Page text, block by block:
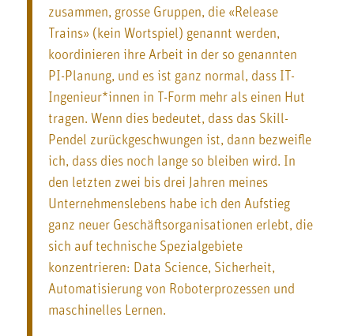
zusammen, grosse Gruppen, die «Release
Trains» (kein Wortspiel) genannt werden,
koordinieren ihre Arbeit in der so genannten
PI-Planung, und es ist ganz normal, dass IT-
Ingenieur*innen in T-Form mehr als einen Hut
tragen. Wenn dies bedeutet, dass das Skill-
Pendel zurückgeschwungen ist, dann bezweifle
ich, dass dies noch lange so bleiben wird. In
den letzten zwei bis drei Jahren meines
Unternehmenslebens habe ich den Aufstieg
ganz neuer Geschäftsorganisationen erlebt, die
sich auf technische Spezialgebiete
konzentrieren: Data Science, Sicherheit,
Automatisierung von Roboterprozessen und
maschinelles Lernen.